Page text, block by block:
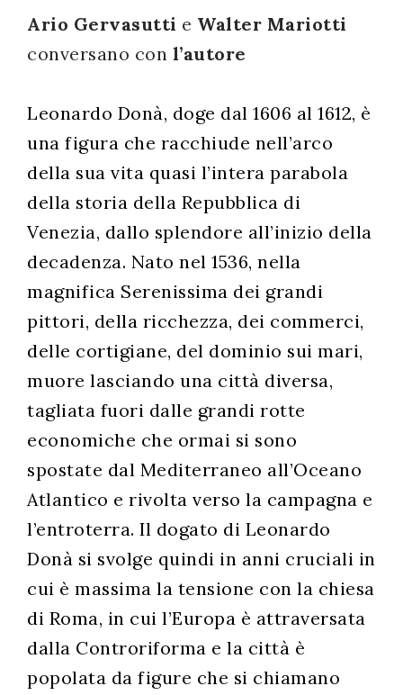
Ario Gervasutti e Walter Mariotti
conversano con l’autore
Leonardo Donà, doge dal 1606 al 1612, è
una figura che racchiude nell’arco
della sua vita quasi l’intera parabola
della storia della Repubblica di
Venezia, dallo splendore all’inizio della
decadenza. Nato nel 1536, nella
magnifica Serenissima dei grandi
pittori, della ricchezza, dei commerci,
delle cortigiane, del dominio sui mari,
muore lasciando una città diversa,
tagliata fuori dalle grandi rotte
economiche che ormai si sono
spostate dal Mediterraneo all’Oceano
Atlantico e rivolta verso la campagna e
l’entroterra. Il dogato di Leonardo
Donà si svolge quindi in anni cruciali in
cui è massima la tensione con la chiesa
di Roma, in cui l’Europa è attraversata
dalla Controriforma e la città è
popolata da figure che si chiamano